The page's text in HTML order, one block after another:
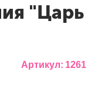
"Царь
Артикул: 1261